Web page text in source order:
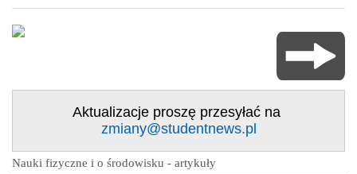
Aktualizacje proszę przesyłać na
zmiany@studentnews.pl
Nauki fizyczne i o środowisku - artykuły